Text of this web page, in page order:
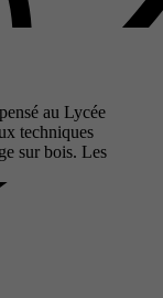
au Lycée
techniques
sur bois. Les